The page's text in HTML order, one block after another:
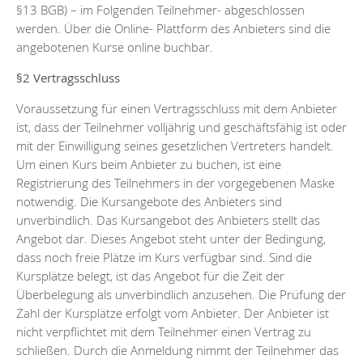
§13 BGB) – im Folgenden Teilnehmer- abgeschlossen
werden. Über die Online- Plattform des Anbieters sind die
angebotenen Kurse online buchbar.
§2 Vertragsschluss
Voraussetzung für einen Vertragsschluss mit dem Anbieter
ist, dass der Teilnehmer volljährig und geschäftsfähig ist oder
mit der Einwilligung seines gesetzlichen Vertreters handelt.
Um einen Kurs beim Anbieter zu buchen, ist eine
Registrierung des Teilnehmers in der vorgegebenen Maske
notwendig. Die Kursangebote des Anbieters sind
unverbindlich. Das Kursangebot des Anbieters stellt das
Angebot dar. Dieses Angebot steht unter der Bedingung,
dass noch freie Plätze im Kurs verfügbar sind. Sind die
Kursplätze belegt, ist das Angebot für die Zeit der
Überbelegung als unverbindlich anzusehen. Die Prüfung der
Zahl der Kursplätze erfolgt vom Anbieter. Der Anbieter ist
nicht verpflichtet mit dem Teilnehmer einen Vertrag zu
schließen. Durch die Anmeldung nimmt der Teilnehmer das